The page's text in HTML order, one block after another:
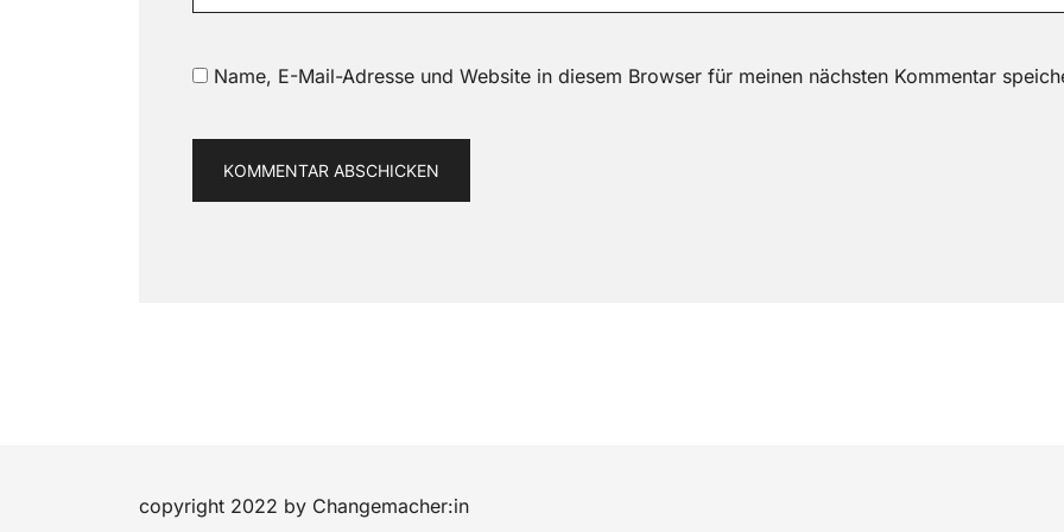
Name, E-Mail-Adresse und Website in diesem Browser für meinen nächsten Kommentar
copyright 2022 by Changemacher:in